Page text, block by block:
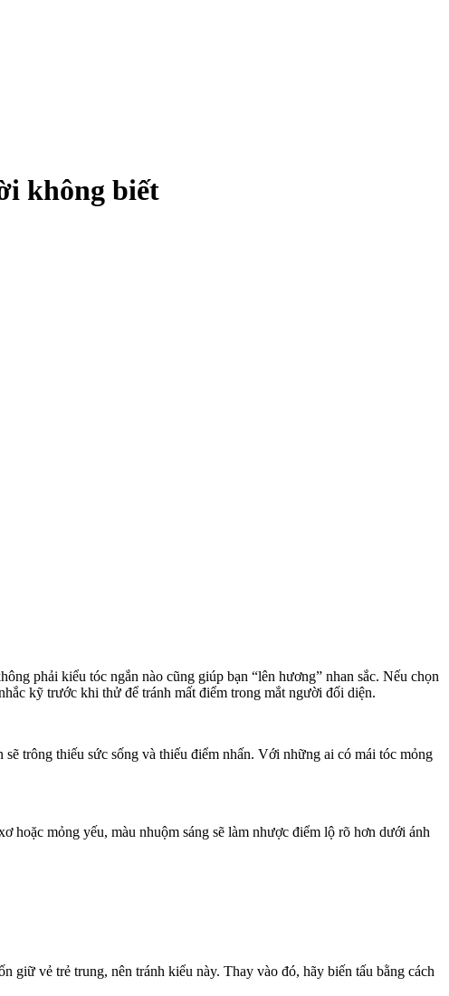
không biết
phải kiểu tóc ngắn nào cũng giúp bạn “lên hương” nhan sắc. Nếu chọn
kỹ trước khi thử để tránh mất điểm trong mắt người đối diện.
trông thiếu sức sống và thiếu điểm nhấn. Với những ai có mái tóc mỏng
hoặc mỏng yếu, màu nhuộm sáng sẽ làm nhược điểm lộ rõ hơn dưới ánh
giữ vẻ trẻ trung, nên tránh kiểu này. Thay vào đó, hãy biến tấu bằng cách